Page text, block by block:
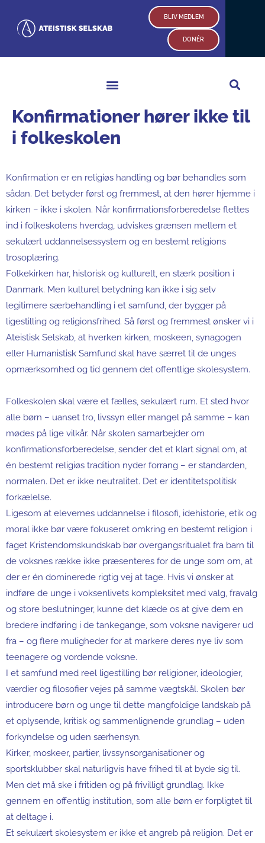
indholdet
BLIV MEDLEM
DONÉR
Konfirmationer hører ikke til
i folkeskolen
Konfirmation er en religiøs handling og bør behandles som
sådan. Det betyder først og fremmest, at den hører hjemme i
kirken – ikke i skolen. Når konfirmationsforberedelse flettes
ind i folkeskolens hverdag, udviskes grænsen mellem et
sekulært uddannelsessystem og en bestemt religions
trosoplæring.
Folkekirken har, historisk og kulturelt, en stærk position i
Danmark. Men kulturel betydning kan ikke i sig selv
legitimere særbehandling i et samfund, der bygger på
ligestilling og religionsfrihed. Så først og fremmest ønsker vi i
Ateistisk Selskab, at hverken kirken, moskeen, synagogen
eller Humanistisk Samfund skal have særret til de unges
opmærksomhed og tid gennem det offentlige skolesystem.
Folkeskolen skal være et fælles, sekulært rum. Et sted hvor
alle børn – uanset tro, livssyn eller mangel på samme – kan
mødes på lige vilkår. Når skolen samarbejder om
konfirmationsforberedelse, sender det et klart signal om, at
én bestemt religiøs tradition nyder forrang – er standarden,
normalen. Det er ikke neutralitet. Det er identitetspolitisk
forkælelse.
Ligesom at elevernes uddannelse i filosofi, idehistorie, etik og
moral ikke bør være fokuseret omkring en bestemt religion i
faget Kristendomskundskab bør overgangsritualet fra barn til
de voksnes række ikke præsenteres for de unge som om, at
der er én dominerede rigtig vej at tage. Hvis vi ønsker at
indføre de unge i voksenlivets kompleksitet med valg, fravalg
og store beslutninger, kunne det klæde os at give dem en
bredere indføring i de tankegange, som voksne navigerer ud
fra – og flere muligheder for at markere deres nye liv som
teenagere og vordende voksne.
I et samfund med reel ligestilling bør religioner, ideologier,
værdier og filosofier vejes på samme vægtskål. Skolen bør
introducere børn og unge til dette mangfoldige landskab på
et oplysende, kritisk og sammenlignende grundlag – uden
forkyndelse og uden særhensyn.
Kirker, moskeer, partier, livssynsorganisationer og
sportsklubber skal naturligvis have frihed til at byde sig til.
Men det må ske i fritiden og på frivilligt grundlag. Ikke
gennem en offentlig institution, som alle børn er forpligtet til
at deltage i.
Et sekulært skolesystem er ikke et angreb på religion. Det er